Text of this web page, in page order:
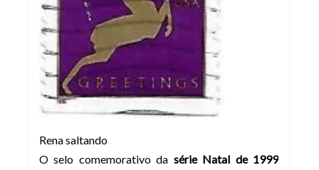
Rena saltando
O selo comemorativo da série Natal de 1999